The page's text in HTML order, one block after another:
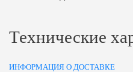
Технические
ИНФОРМАЦИЯ О ДОСТАВКЕ